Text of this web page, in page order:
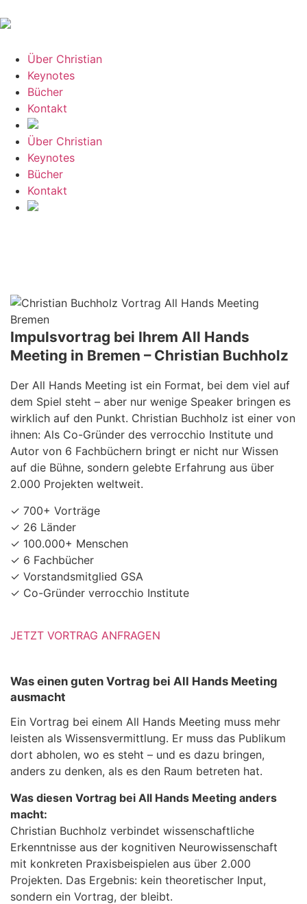
Über Christian
Keynotes
Bücher
Kontakt
Über Christian
Keynotes
Bücher
Kontakt
Impulsvortrag bei Ihrem All Hands
Meeting in Bremen – Christian Buchholz
Der All Hands Meeting ist ein Format, bei dem viel auf
dem Spiel steht – aber nur wenige Speaker bringen es
wirklich auf den Punkt. Christian Buchholz ist einer von
ihnen: Als Co-Gründer des verrocchio Institute und
Autor von 6 Fachbüchern bringt er nicht nur Wissen
auf die Bühne, sondern gelebte Erfahrung aus über
2.000 Projekten weltweit.
✓ 700+ Vorträge
✓ 26 Länder
✓ 100.000+ Menschen
✓ 6 Fachbücher
✓ Vorstandsmitglied GSA
✓ Co-Gründer verrocchio Institute
JETZT VORTRAG ANFRAGEN
Was einen guten Vortrag bei All Hands Meeting
ausmacht
Ein Vortrag bei einem All Hands Meeting muss mehr
leisten als Wissensvermittlung. Er muss das Publikum
dort abholen, wo es steht – und es dazu bringen,
anders zu denken, als es den Raum betreten hat.
Was diesen Vortrag bei All Hands Meeting anders
macht:
Christian Buchholz verbindet wissenschaftliche
Erkenntnisse aus der kognitiven Neurowissenschaft
mit konkreten Praxisbeispielen aus über 2.000
Projekten. Das Ergebnis: kein theoretischer Input,
sondern ein Vortrag, der bleibt.